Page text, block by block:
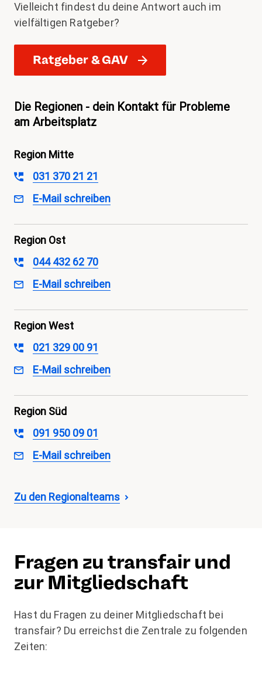
Vielleicht findest du deine Antwort auch im
vielfältigen Ratgeber?
Ratgeber & GAV
Die Regionen - dein Kontakt für Probleme
am Arbeitsplatz
Region Mitte
031 370 21 21
E-Mail schreiben
Region Ost
044 432 62 70
E-Mail schreiben
Region West
021 329 00 91
E-Mail schreiben
Region Süd
091 950 09 01
E-Mail schreiben
Zu den Regionalteams
Fragen zu transfair und
zur Mitgliedschaft
Hast du Fragen zu deiner Mitgliedschaft bei
transfair? Du erreichst die Zentrale zu folgenden
Zeiten: